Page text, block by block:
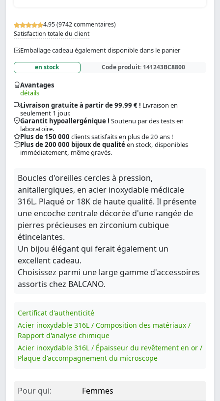
4.95 (9742 commentaires)
Satisfaction totale du client
Emballage cadeau également disponible dans le panier
en stock Code produit: 141243BC8800
Avantages
détails
Livraison gratuite à partir de 99.99 € ! Livraison en
seulement 1 jour.
Garantit hypoallergénique ! Soutenu par des tests en
laboratoire.
Plus de 150 000 clients satisfaits en plus de 20 ans !
Plus de 200 000 bijoux de qualitéen stock, disponibles
immédiatement, même gravés.
Boucles d'oreilles cercles à pression,
anitallergiques, en acier inoxydable médicale
316L. Plaqué or 18K de haute qualité. Il présente
une encoche centrale décorée d'une rangée de
pierres précieuses en zirconium cubique
étincelantes.
Un bijou élégant qui ferait également un
excellent cadeau.
Choisissez parmi une large gamme d'accessoires
assortis chez BALCANO.
Certificat d'authenticité
Acier inoxydable 316L / Composition des matériaux /
Rapport d'analyse chimique
Acier inoxydable 316L / Épaisseur du revêtement en or /
Plaque d'accompagnement du microscope
Pour qui: Femmes